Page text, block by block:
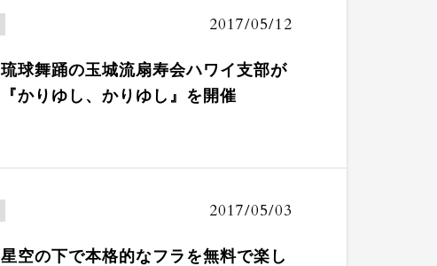
2017/05/12
琉球舞踊の玉城流扇寿会ハワイ支部が
『かりゆし、かりゆし』を開催
2017/05/03
星空の下で本格的なフラを無料で楽し